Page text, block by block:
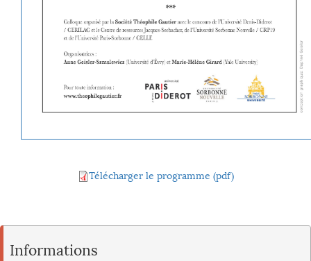
Télécharger le programme (pdf)
Informations